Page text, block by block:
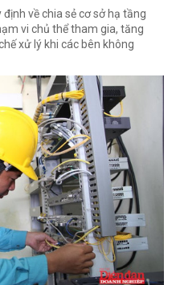
về chia sẻ cơ sở hạ tầng
vi chủ thể tham gia, tăng
xử lý khi các bên không